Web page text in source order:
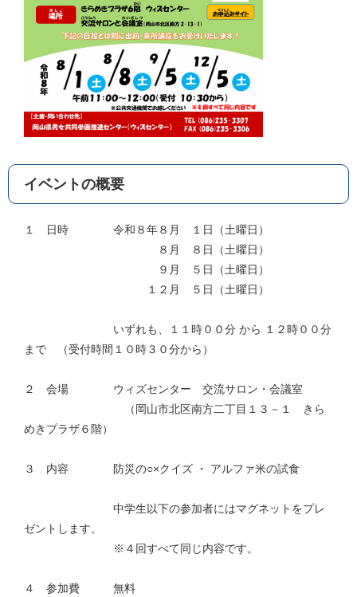
イベントの概要
１ 日時 令和８年８月 １日（土曜日）
８月 ８日（土曜日）
９月 ５日（土曜日）
１２月 ５日（土曜日）
いずれも、１１時００分 から １２時００分
まで （受付時間１０時３０分から）
２ 会場 ウィズセンター 交流サロン・会議室
（岡山市北区南方二丁目１３－１ きら
めきプラザ６階）
３ 内容 防災の○×クイズ ・ アルファ米の試食
中学生以下の参加者にはマグネットをプレ
ゼントします。
※４回すべて同じ内容です。
４ 参加費 無料